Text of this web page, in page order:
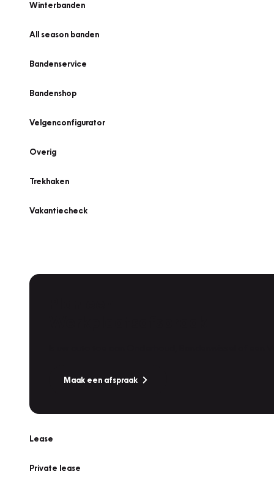
Winterbanden
All season banden
Bandenservice
Bandenshop
Velgenconfigurator
Overig
Trekhaken
Vakantiecheck
Maak een afspraak
Lease
Private lease